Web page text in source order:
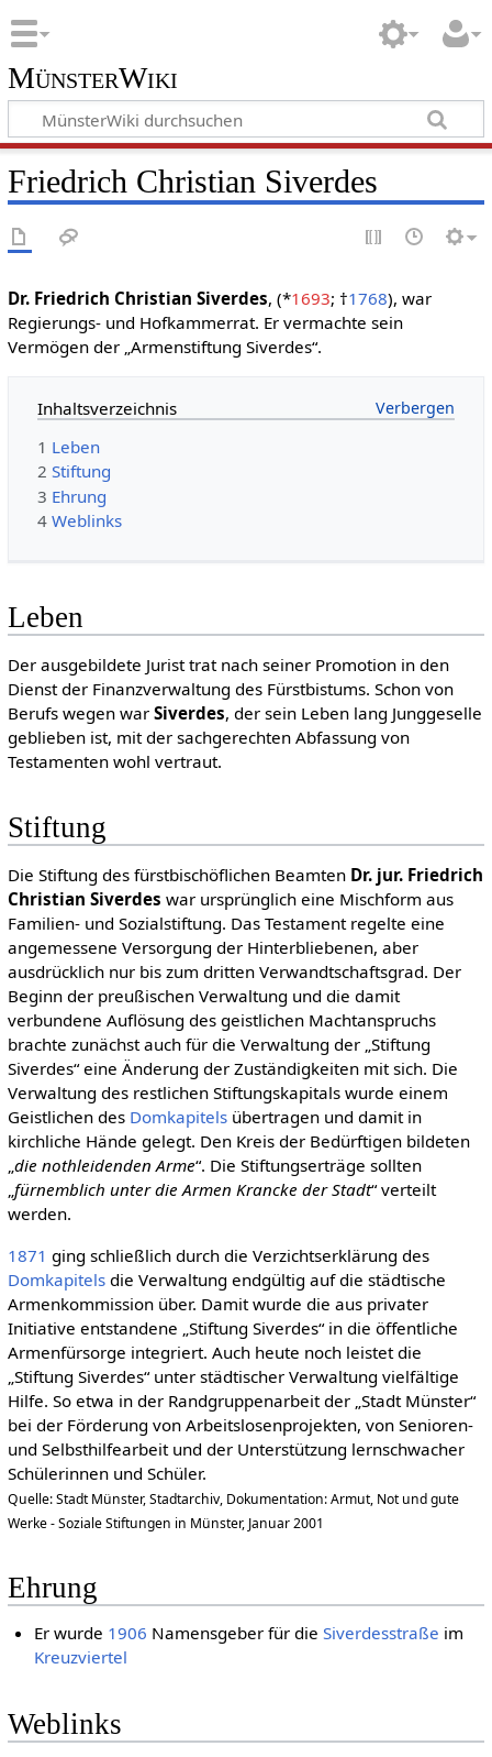
MünsterWiki
Friedrich Christian Siverdes
Dr. Friedrich Christian Siverdes, (*1693; †1768), war
Regierungs- und Hofkammerrat. Er vermachte sein
Vermögen der „Armenstiftung Siverdes“.
Inhaltsverzeichnis
1 Leben
2 Stiftung
3 Ehrung
4 Weblinks
Leben
Der ausgebildete Jurist trat nach seiner Promotion in den
Dienst der Finanzverwaltung des Fürstbistums. Schon von
Berufs wegen war Siverdes, der sein Leben lang Junggeselle
geblieben ist, mit der sachgerechten Abfassung von
Testamenten wohl vertraut.
Stiftung
Die Stiftung des fürstbischöflichen Beamten Dr. jur. Friedrich
Christian Siverdes war ursprünglich eine Mischform aus
Familien- und Sozialstiftung. Das Testament regelte eine
angemessene Versorgung der Hinterbliebenen, aber
ausdrücklich nur bis zum dritten Verwandtschaftsgrad. Der
Beginn der preußischen Verwaltung und die damit
verbundene Auflösung des geistlichen Machtanspruchs
brachte zunächst auch für die Verwaltung der „Stiftung
Siverdes“ eine Änderung der Zuständigkeiten mit sich. Die
Verwaltung des restlichen Stiftungskapitals wurde einem
Geistlichen des Domkapitelsübertragen und damit in
kirchliche Hände gelegt. Den Kreis der Bedürftigen bildeten
„die nothleidenden Arme“. Die Stiftungserträge sollten
„fürnemblich unter die Armen Krancke der Stadt“ verteilt
werden.
1871 ging schließlich durch die Verzichtserklärung des
Domkapitelsdie Verwaltung endgültig auf die städtische
Armenkommission über. Damit wurde die aus privater
Initiative entstandene „Stiftung Siverdes“ in die öffentliche
Armenfürsorge integriert. Auch heute noch leistet die
„Stiftung Siverdes“ unter städtischer Verwaltung vielfältige
Hilfe. So etwa in der Randgruppenarbeit der „Stadt Münster“
bei der Förderung von Arbeitslosenprojekten, von Senioren-
und Selbsthilfearbeit und der Unterstützung lernschwacher
Schülerinnen und Schüler.
Quelle: Stadt Münster, Stadtarchiv, Dokumentation: Armut, Not und gute
Werke - Soziale Stiftungen in Münster, Januar 2001
Ehrung
Er wurde 1906 Namensgeber für dieSiverdesstraße im
Kreuzviertel
Weblinks